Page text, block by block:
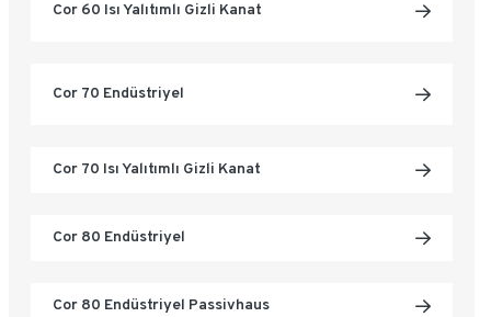
Cor 60 Isı Yalıtımlı Gizli Kanat
Cor 70 Endüstriyel
Cor 70 Isı Yalıtımlı Gizli Kanat
Cor 80 Endüstriyel
Cor 80 Endüstriyel Passivhaus